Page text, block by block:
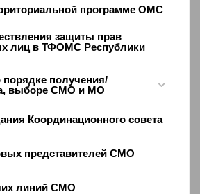
программе ОМС
защиты прав
лиц в ТФОМС Республики
получения/
выборе СМО и МО
Координационного совета
представителей СМО
линий СМО